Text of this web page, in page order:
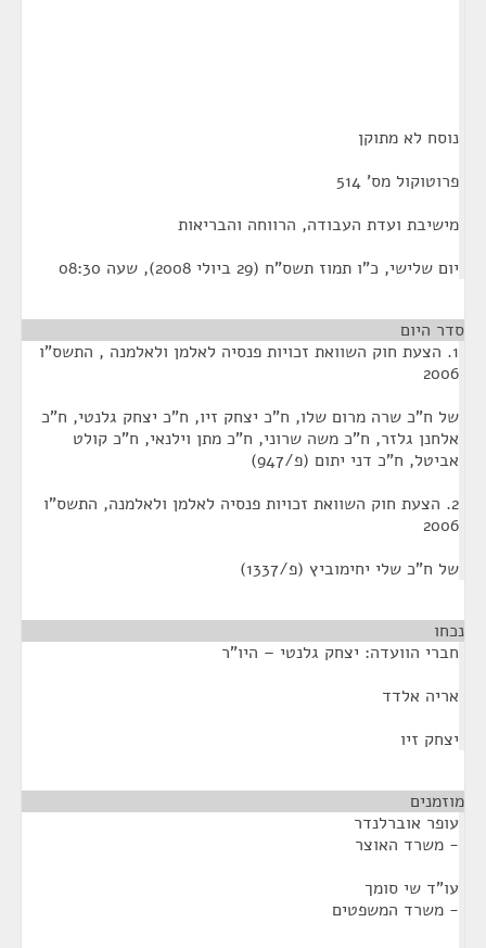
נוסח לא מתוקן
פרוטוקול מס' 514
מישיבת ועדת העבודה, הרווחה והבריאות
יום שלישי, כ"ו תמוז תשס"ח (29 ביולי 2008), שעה 08:30
סדר היום
1. הצעת חוק השוואת זכויות פנסיה לאלמן ולאלמנה , התשס"ו
2006
של ח"כ שרה מרום שלו, ח"כ יצחק זיו, ח"כ יצחק גלנטי, ח"כ
אלחנן גלזר, ח"כ משה שרוני, ח"כ מתן וילנאי, ח"כ קולט
אביטל, ח"כ דני יתום (פ/947)
2. הצעת חוק השוואת זכויות פנסיה לאלמן ולאלמנה, התשס"ו
2006
של ח"כ שלי יחימוביץ (פ/1337)
נכחו
חברי הוועדה: יצחק גלנטי – היו"ר
אריה אלדד
יצחק זיו
מוזמנים
עופר אוברלנדר
- משרד האוצר
עו"ד שי סומך
- משרד המשפטים